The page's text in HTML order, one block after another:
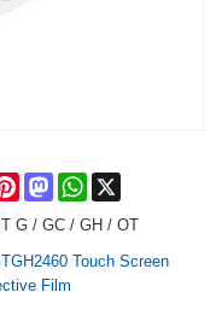
PinterestMastodonWhatsApp
G / GC / GH / OT
Touch Screen
Film